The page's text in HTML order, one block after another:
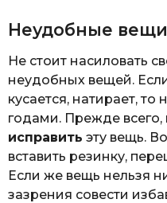
Неудобные вещи
Не стоит насиловать
неудобных вещей.
кусается, натирает, то
годами. Прежде
исправить эту вещь.
вставить резинку,
Если же вещь нельзя
зазрения совести